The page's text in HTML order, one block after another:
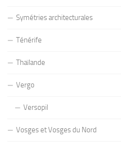
Symétries architecturales
Ténérife
Thaïlande
Vergo
Versopil
Vosges et Vosges du Nord